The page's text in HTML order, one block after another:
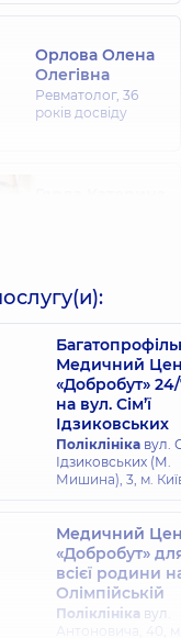
Орлова Олена
Олегівна
Ревматолог, 36
років досвіду
досвіду
Дубас Віталій
Васильович
Ревматолог,9
років досвіду
Ревматолог;
Ендокринолог,7
років досвіду
Медичний
«Добробут»
на вул. Сім’ї
Ідзиковських
Поліклініка вул.
Ідзиковських (М.
Мишина), 3, м.
Медичний
«Добробут»
всієї родини
Олімпійській
Поліклініка вул.
Антоновича, 40,